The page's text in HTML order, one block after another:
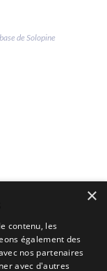
de Solopine
×
contenu, les
également des
nos partenaires
avec d'autres